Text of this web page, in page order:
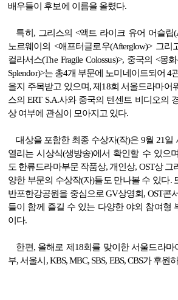
배우들이 후보에 이름을 올렸다.
특히 , 그리스의 <액트 라이크 유어 어슬립
노르웨이의<애프터글로우(Afterglow)> 그리
컬라서스(The Fragile Colossus)>, 중국의 <몽
Splendor)>는 총4개 부문에 노미네이트되어 4
을지 주목받고 있으며,제 18회 서울드라마어
스의 ERT S.A.사와 중국의 텐센트 비디오의
상 여부에 관심이 모아지고 있다.
대상을 포함한 최종 수상자(작)은9월 21일
열리는 시상식(생방송)에서 확인할 수 있으며
도 한류드라마부문 작품상, 개인상, OST상 그
양한 부문의 수상작(자)들도 만나볼 수 있다.
반포한강공원을 중심으로 GV상영회 , OST콘
들이 함께 즐길 수 있는 다양한 야외 참여형
이다.
한편, 올해로 제 18회를 맞이한 서울드라마
부,서울시 , KBS, MBC, SBS, EBS, CBS가 후원